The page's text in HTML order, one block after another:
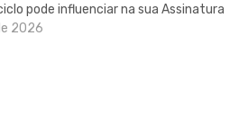
pode influenciar na sua Assinatura
2026